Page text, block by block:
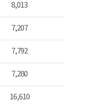
8,013
7,207
7,792
7,280
16,610